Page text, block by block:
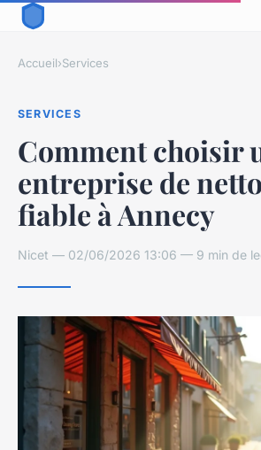
Accueil›Services
SERVICES
Comment choisir
entreprise de
fiable à Annecy
Nicet — 02/06/2026 13:06 — 9 min de